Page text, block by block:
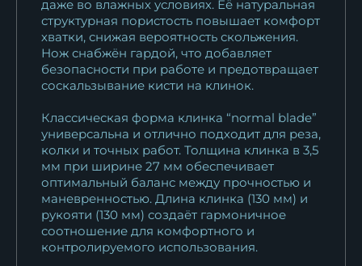
даже во влажных условиях. Её натуральная
структурная пористость повышает комфорт
хватки, снижая вероятность скольжения.
Нож снабжён гардой, что добавляет
безопасности при работе и предотвращает
соскальзывание кисти на клинок.
Классическая форма клинка “normal blade”
универсальна и отлично подходит для реза,
колки и точных работ. Толщина клинка в 3,5
мм при ширине 27 мм обеспечивает
оптимальный баланс между прочностью и
маневренностью. Длина клинка (130 мм) и
рукояти (130 мм) создаёт гармоничное
соотношение для комфортного и
контролируемого использования.